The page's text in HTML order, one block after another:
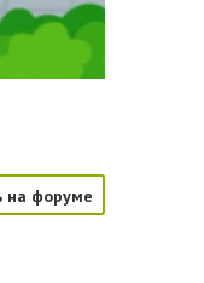
на форуме